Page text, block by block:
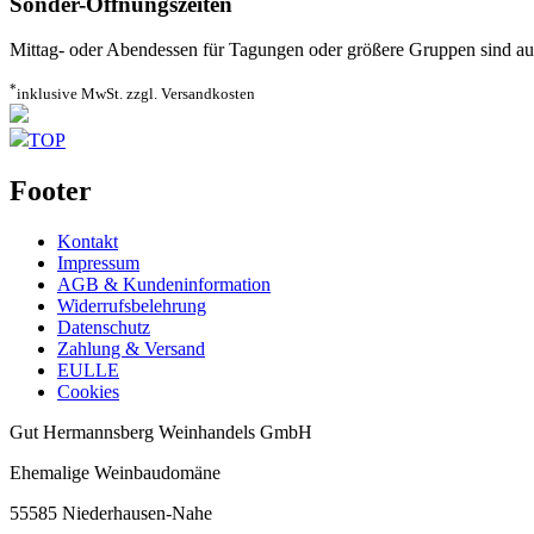
Mittag- oder Abendessen für Tagungen oder größere Gruppen sind
*inklusive MwSt. zzgl. Versandkosten
TOP
Footer
Kontakt
Impressum
AGB & Kundeninformation
Widerrufsbelehrung
Datenschutz
Zahlung & Versand
EULLE
Cookies
Gut Hermannsberg Weinhandels GmbH
Ehemalige Weinbaudomäne
55585 Niederhausen-Nahe